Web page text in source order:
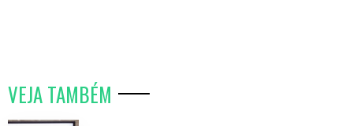
VEJA TAMBÉM